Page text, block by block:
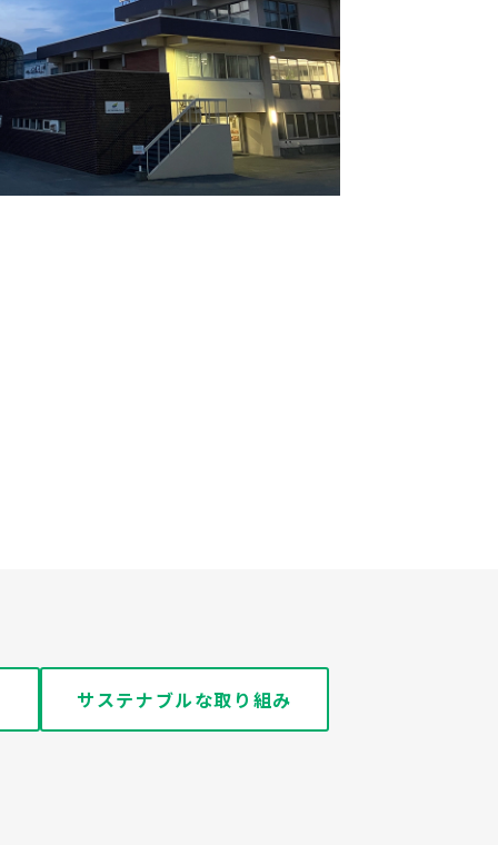
サステナブルな取り組み